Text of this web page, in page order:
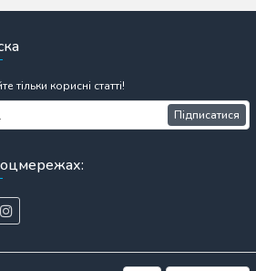
тільки корисні статті!
Підписатися